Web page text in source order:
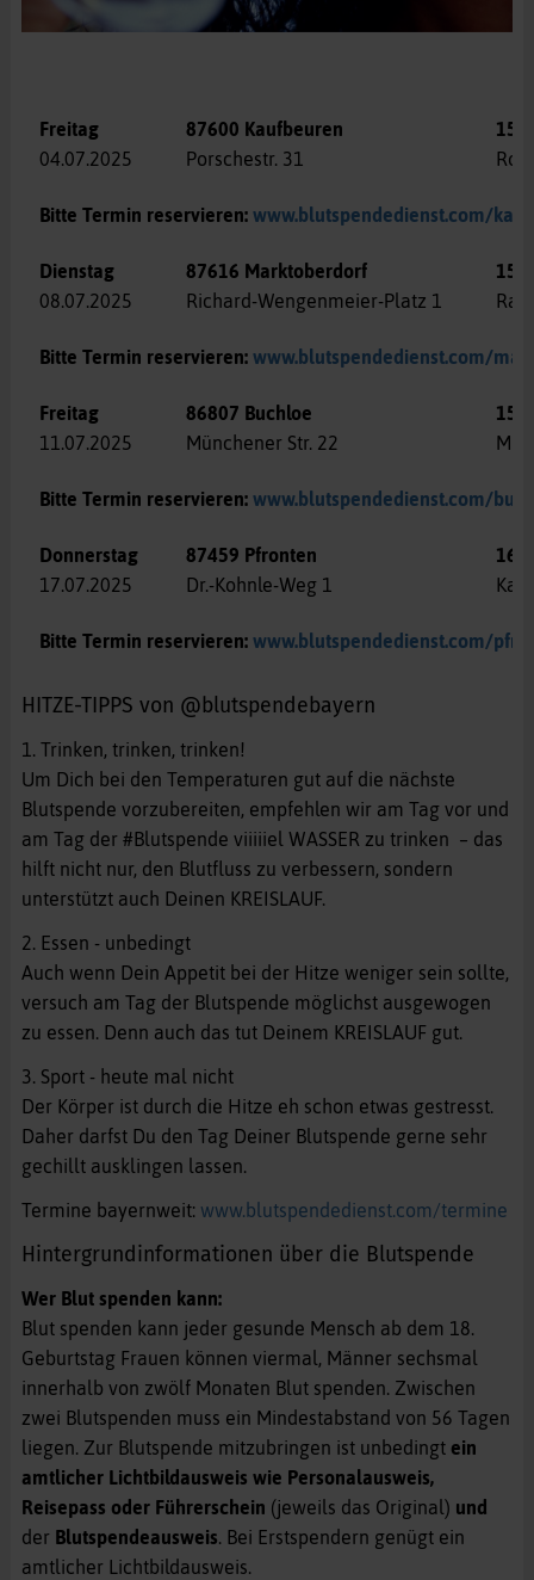
Freitag
04.07.2025
87600 Kaufbeuren
Porschestr. 31
Bitte Termin reservieren: www.blutspendedienst.com/
Dienstag
08.07.2025
87616 Marktoberdorf
Richard-Wengenmeier-Platz 1
Bitte Termin reservieren: www.blutspendedienst.com/
Freitag
11.07.2025
86807 Buchloe
Münchener Str. 22
Bitte Termin reservieren: www.blutspendedienst.com/
Donnerstag
17.07.2025
87459 Pfronten
Dr.-Kohnle-Weg 1
Bitte Termin reservieren:www.blutspendedienst.com/
HITZE-TIPPS von @blutspendebayern
1. Trinken, trinken, trinken!
Um Dich bei den Temperaturen gut auf die nächste
Blutspende vorzubereiten, empfehlen wir am Tag vor und
am Tag der #Blutspende viiiiiel WASSER zu trinken – das
hilft nicht nur, den Blutfluss zu verbessern, sondern
unterstützt auch Deinen KREISLAUF.
2. Essen - unbedingt
Auch wenn Dein Appetit bei der Hitze weniger sein sollte,
versuch am Tag der Blutspende möglichst ausgewogen
zu essen. Denn auch das tut Deinem KREISLAUF gut.
3. Sport - heute mal nicht
Der Körper ist durch die Hitze eh schon etwas gestresst.
Daher darfst Du den Tag Deiner Blutspende gerne sehr
gechillt ausklingen lassen.
Termine bayernweit: www.blutspendedienst.com/termine
Hintergrundinformationen über die Blutspende
Wer Blut spenden kann:
Blut spenden kann jeder gesunde Mensch ab dem 18.
Geburtstag Frauen können viermal, Männer sechsmal
innerhalb von zwölf Monaten Blut spenden. Zwischen
zwei Blutspenden muss ein Mindestabstand von 56 Tagen
liegen. Zur Blutspende mitzubringen ist unbedingt ein
amtlicher Lichtbildausweis wie Personalausweis,
Reisepass oder Führerschein (jeweils das Original) und
der Blutspendeausweis. Bei Erstspendern genügt ein
amtlicher Lichtbildausweis.